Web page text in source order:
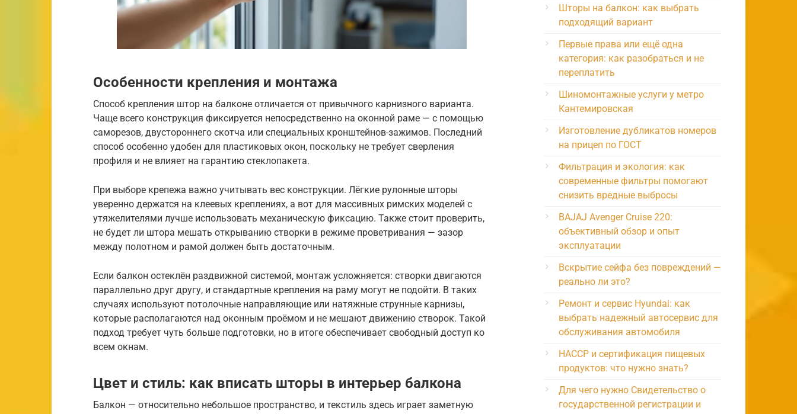
Особенности крепления и монтажа
Способ крепления штор на балконе отличается от привычного карнизного варианта.
Чаще всего конструкция фиксируется непосредственно на оконной раме — с помощью
саморезов, двустороннего скотча или специальных кронштейнов-зажимов. Последний
способ особенно удобен для пластиковых окон, поскольку не требует сверления
профиля и не влияет на гарантию стеклопакета.
При выборе крепежа важно учитывать вес конструкции. Лёгкие рулонные шторы
уверенно держатся на клеевых креплениях, а вот для массивных римских моделей с
утяжелителями лучше использовать механическую фиксацию. Также стоит проверить,
не будет ли штора мешать открыванию створки в режиме проветривания — зазор
между полотном и рамой должен быть достаточным.
Если балкон остеклён раздвижной системой, монтаж усложняется: створки двигаются
параллельно друг другу, и стандартные крепления на раму могут не подойти. В таких
случаях используют потолочные направляющие или натяжные струнные карнизы,
которые располагаются над оконным проёмом и не мешают движению створок. Такой
подход требует чуть больше подготовки, но в итоге обеспечивает свободный доступ ко
всем окнам.
Цвет и стиль: как вписать шторы в интерьер балкона
Балкон — относительно небольшое пространство, и текстиль здесь играет заметную
Шторы на балкон: как выбрать
подходящий вариант
Первые права или ещё одна
категория: как разобраться и не
переплатить
Шиномонтажные услуги у метро
Кантемировская
Изготовление дубликатов номеров
на прицеп по ГОСТ
Фильтрация и экология: как
современные фильтры помогают
снизить вредные выбросы
BAJAJ Avenger Cruise 220:
объективный обзор и опыт
эксплуатации
Вскрытие сейфа без повреждений —
реально ли это?
Ремонт и сервис Hyundai: как
выбрать надежный автосервис для
обслуживания автомобиля
HACCP и сертификация пищевых
продуктов: что нужно знать?
Для чего нужно Свидетельство о
государственной регистрации и